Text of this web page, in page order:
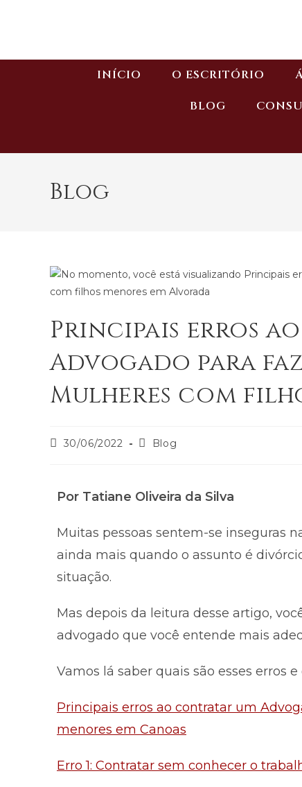
INÍCIO O ESCRITÓRIO
BLOG
Blog
Principais erros
Advogado para
Mulheres com
30/06/2022 Blog
Por Tatiane Oliveira da Silva
Muitas pessoas sentem-se inseguras
ainda mais quando o assunto é
situação.
Mas depois da leitura desse artigo,
advogado que você entende mais
Vamos lá saber quais são esses erros
Principais erros ao contratar um
menores em Canoas
Erro 1: Contratar sem conhecer o